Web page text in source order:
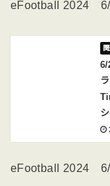
eFootball 2024
6/
eFootball 2024 6/